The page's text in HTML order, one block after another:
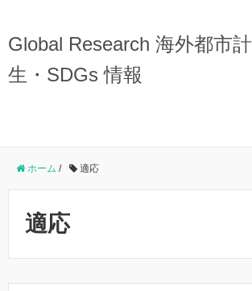
Global Research 海外都市
生・SDGs 情報
ホーム / 適応
適応